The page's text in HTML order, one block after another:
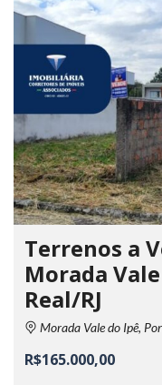
Terrenos a
Morada
Real/RJ
Morada Vale do Ipê,
R$165.000,00